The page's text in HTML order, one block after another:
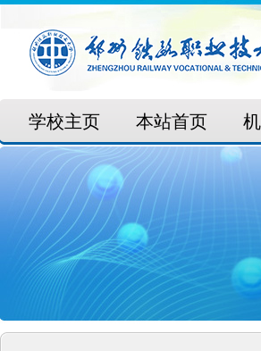
学校主页 本站首页